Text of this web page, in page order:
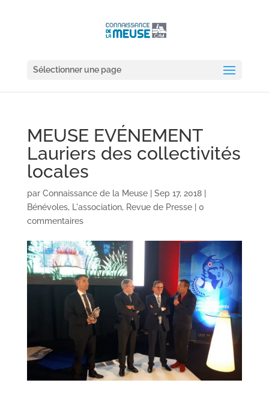
Sélectionner une page
MEUSE EVÉNEMENT
Lauriers des collectivités
locales
par Connaissance de la Meuse| Sep 17, 2018|
Bénévoles, L'association, Revue de Presse| 0
commentaires